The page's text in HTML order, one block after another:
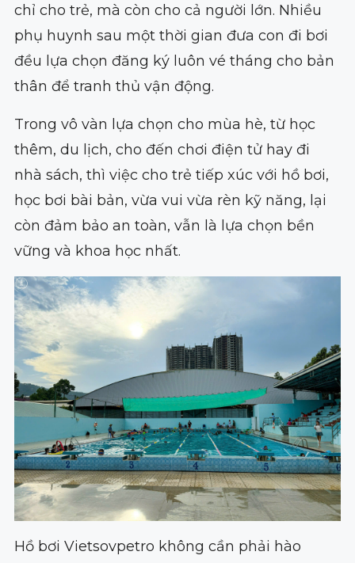
chỉ cho trẻ, mà còn cho cả người lớn. Nhiều
phụ huynh sau một thời gian đưa con đi bơi
đều lựa chọn đăng ký luôn vé tháng cho bản
thân để tranh thủ vận động.
Trong vô vàn lựa chọn cho mùa hè, từ học
thêm, du lịch, cho đến chơi điện tử hay đi
nhà sách, thì việc cho trẻ tiếp xúc với hồ bơi,
học bơi bài bản, vừa vui vừa rèn kỹ năng, lại
còn đảm bảo an toàn, vẫn là lựa chọn bền
vững và khoa học nhất.
Hồ bơi Vietsovpetro không cần phải hào